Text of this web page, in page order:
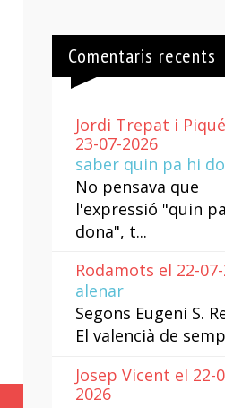
Comentaris recents
Jordi Trepat i
23-07-2026
saber quin pa hi
No pensava que
l'expressió "quin
dona", t...
Rodamots el 22-
alenar
Segons Eugeni S.
El valencià de
Josep Vicent el 22-
2026